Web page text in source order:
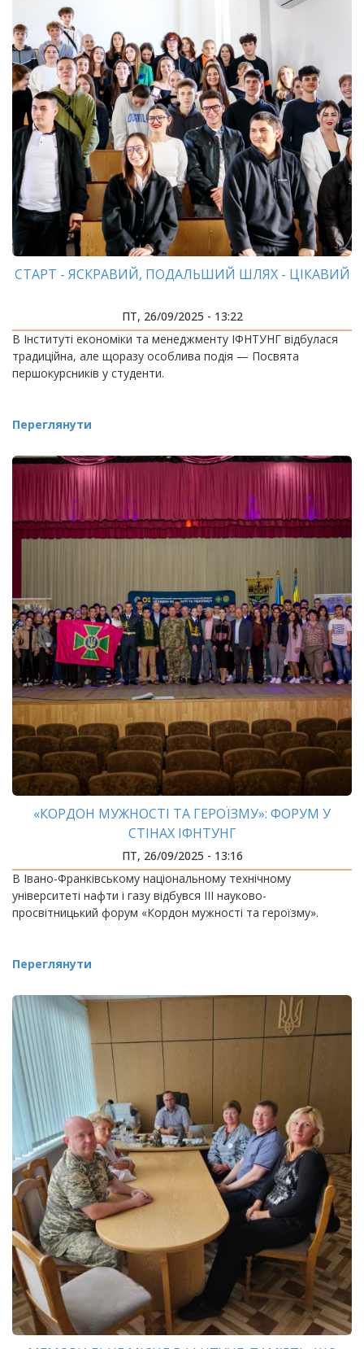
СТАРТ - ЯСКРАВИЙ, ПОДАЛЬШИЙ ШЛЯХ - ЦІКАВИЙ
ПТ, 26/09/2025 - 13:22
В Інституті економіки та менеджменту ІФНТУНГ відбулася
традиційна, але щоразу особлива подія — Посвята
першокурсників у студенти.
Переглянути
«КОРДОН МУЖНОСТІ ТА ГЕРОЇЗМУ»: ФОРУМ У
СТІНАХ ІФНТУНГ
ПТ, 26/09/2025 - 13:16
В Івано-Франківському національному технічному
університеті нафти і газу відбувся ІІІ науково-
просвітницький форум «Кордон мужності та героїзму».
Переглянути